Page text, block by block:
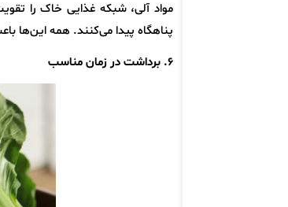
مواد آلی، شبکه غذایی خاک را
پناهگاه پیدا می‌کنند. همه این‌ها
۶. برداشت در زمان مناسب